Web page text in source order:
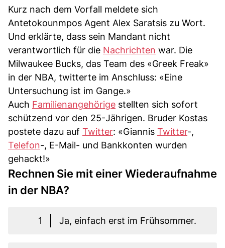
Kurz nach dem Vorfall meldete sich
Antetokounmpos Agent Alex Saratsis zu Wort.
Und erklärte, dass sein Mandant nicht
verantwortlich für die Nachrichten war. Die
Milwaukee Bucks, das Team des «Greek Freak»
in der NBA, twitterte im Anschluss: «Eine
Untersuchung ist im Gange.»
Auch Familienangehörige stellten sich sofort
schützend vor den 25-Jährigen. Bruder Kostas
postete dazu auf Twitter: «Giannis Twitter-,
Telefon-, E-Mail- und Bankkonten wurden
gehackt!»
Rechnen Sie mit einer Wiederaufnahme
in der NBA?
1 Ja, einfach erst im Frühsommer.